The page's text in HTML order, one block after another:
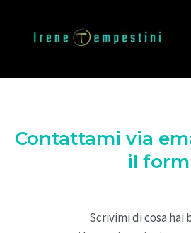
Contattami via
il form
Scrivimi di cosa hai